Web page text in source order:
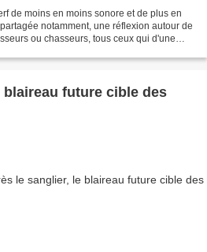
de moins en moins sonore et de plus en
notamment, une réflexion autour de
ou chasseurs, tous ceux qui d'une
future cible des